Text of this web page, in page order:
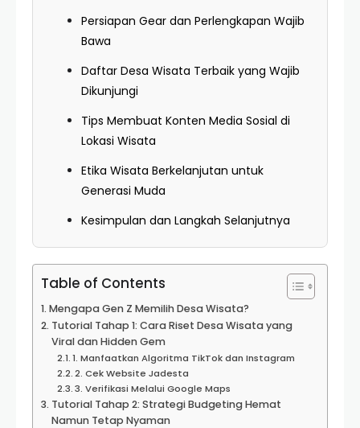
Persiapan Gear dan Perlengkapan Wajib
Bawa
Daftar Desa Wisata Terbaik yang Wajib
Dikunjungi
Tips Membuat Konten Media Sosial di
Lokasi Wisata
Etika Wisata Berkelanjutan untuk
Generasi Muda
Kesimpulan dan Langkah Selanjutnya
Table of Contents
Mengapa Gen Z Memilih Desa Wisata?
Tutorial Tahap 1: Cara Riset Desa Wisata yang
Viral dan Hidden Gem
1. Manfaatkan Algoritma TikTok dan Instagram
2. Cek Website Jadesta
3. Verifikasi Melalui Google Maps
Tutorial Tahap 2: Strategi Budgeting Hemat
Namun Tetap Nyaman